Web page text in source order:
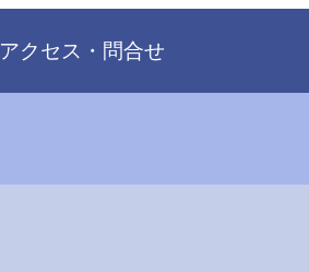
アクセス・問合せ